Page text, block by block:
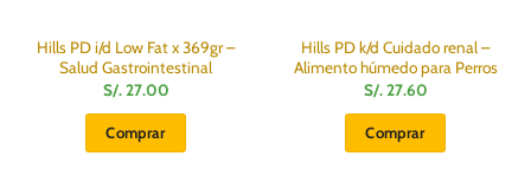
Hills PD i/d Low Fat x 369gr –
Salud Gastrointestinal
S/.27.00
Comprar
Hills PD k/d Cuidado renal –
Alimento húmedo para Perros
S/.27.60
Comprar